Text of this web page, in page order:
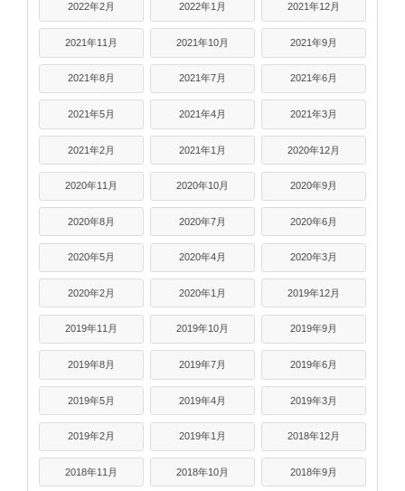
2022年2月 2022年1月 2021年12月
2021年11月 2021年10月 2021年9月
2021年8月 2021年7月 2021年6月
2021年5月 2021年4月 2021年3月
2021年2月 2021年1月 2020年12月
2020年11月 2020年10月 2020年9月
2020年8月 2020年7月 2020年6月
2020年5月 2020年4月 2020年3月
2020年2月 2020年1月 2019年12月
2019年11月 2019年10月 2019年9月
2019年8月 2019年7月 2019年6月
2019年5月 2019年4月 2019年3月
2019年2月 2019年1月 2018年12月
2018年11月 2018年10月 2018年9月